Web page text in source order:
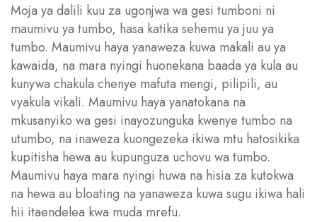
Moja ya dalili kuu za ugonjwa wa gesi tumboni ni
maumivu ya tumbo, hasa katika sehemu ya juu ya
tumbo. Maumivu haya yanaweza kuwa makali au ya
kawaida, na mara nyingi huonekana baada ya kula au
kunywa chakula chenye mafuta mengi, pilipili, au
vyakula vikali. Maumivu haya yanatokana na
mkusanyiko wa gesi inayozunguka kwenye tumbo na
utumbo, na inaweza kuongezeka ikiwa mtu hatosikika
kupitisha hewa au kupunguza uchovu wa tumbo.
Maumivu haya mara nyingi huwa na hisia za kutokwa
na hewa au bloating na yanaweza kuwa sugu ikiwa hali
hii itaendelea kwa muda mrefu.